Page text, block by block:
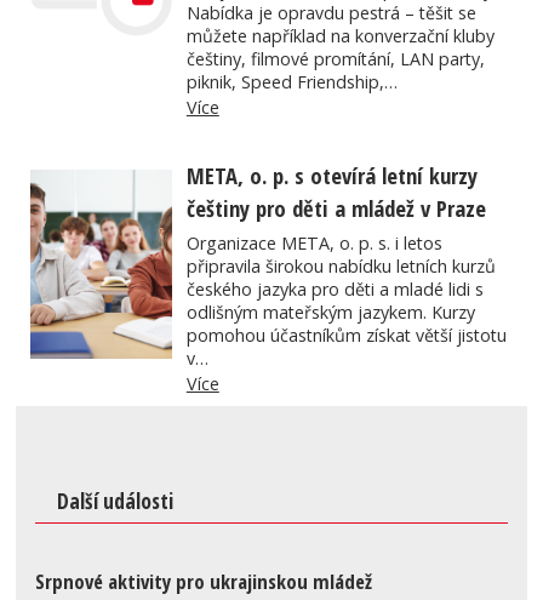
Nabídka je opravdu pestrá – těšit se
můžete například na konverzační kluby
češtiny, filmové promítání, LAN party,
piknik, Speed Friendship,…
Více
META, o. p. s otevírá letní kurzy
češtiny pro děti a mládež v Praze
Organizace META, o. p. s. i letos
připravila širokou nabídku letních kurzů
českého jazyka pro děti a mladé lidi s
odlišným mateřským jazykem. Kurzy
pomohou účastníkům získat větší jistotu
v…
Více
Další události
Srpnové aktivity pro ukrajinskou mládež